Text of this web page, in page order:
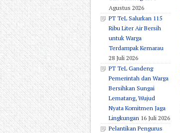
Agustus 2026
PT TeL Salurkan 115
Ribu Liter Air Bersih
untuk Warga
Terdampak Kemarau
28 Juli 2026
PT TeL Gandeng
Pemerintah dan Warga
Bersihkan Sungai
Lematang, Wujud
Nyata Komitmen Jaga
Lingkungan 16 Juli 2026
Pelantikan Pengurus